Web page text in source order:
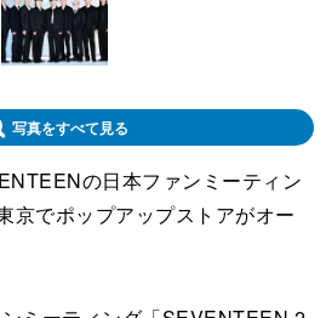
写真をすべて見る
の日本ファンミーティン
京でポップアップストアがオー